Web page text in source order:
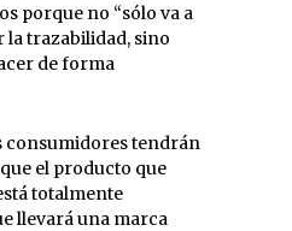
porque no “sólo va a
trazabilidad, sino
de forma
consumidores tendrán
el producto que
totalmente
llevará una marca